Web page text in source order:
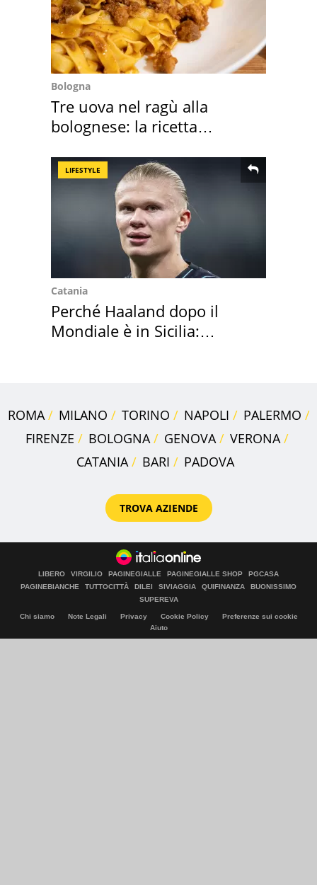
Bologna
Tre uova nel ragù alla
bolognese: la ricetta
LIFESTYLE
Catania
Perché Haaland dopo il
Mondiale è in Sicilia:
ROMA MILANO TORINO NAPOLI
PALERMO
FIRENZE
BOLOGNA GENOVA
VERONA
CATANIA
BARI PADOVA
TROVA AZIENDE
LIBERO VIRGILIO PAGINEGIALLE PAGINEGIALLE SHOP
PGCASA
PAGINEBIANCHE
TUTTOCITTÀ DILEI SIVIAGGIA QUIFINANZA
BUONISSIMO
SUPEREVA
Chi siamo Note Legali Privacy Cookie Policy
Preferenze sui cookie
Aiuto